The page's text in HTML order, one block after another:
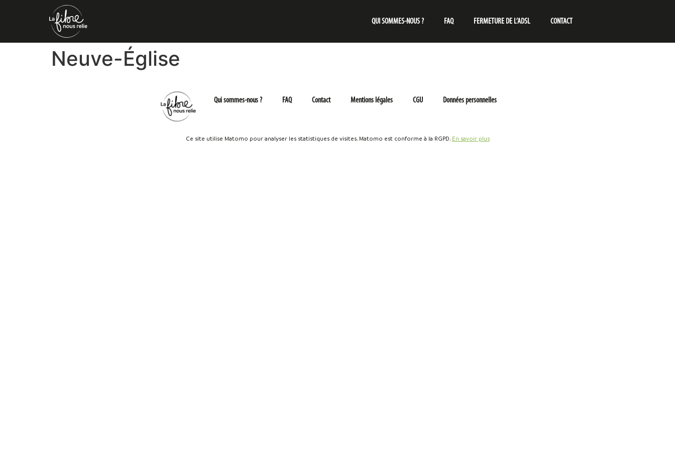
QUI SOMMES-NOUS ? FAQ FERMETURE DE L’ADSL CONTACT
Neuve-Église
Qui sommes-nous ? FAQ Contact Mentions légales CGU Données personnelles
Ce site utilise Matomo pour analyser les statistiques de visites. Matomo est conforme à la RGPD. En savoir plus